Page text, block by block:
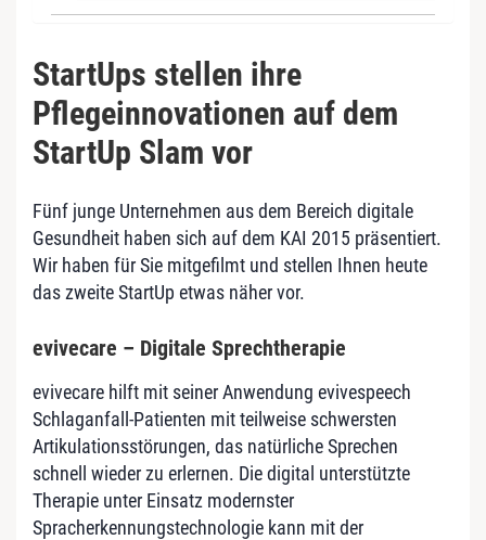
StartUps stellen ihre
Pflegeinnovationen auf dem
StartUp Slam vor
Fünf junge Unternehmen aus dem Bereich digitale
Gesundheit haben sich auf dem KAI 2015 präsentiert.
Wir haben für Sie mitgefilmt und stellen Ihnen heute
das zweite StartUp etwas näher vor.
evivecare – Digitale Sprechtherapie
evivecare hilft mit seiner Anwendung evivespeech
Schlaganfall-Patienten mit teilweise schwersten
Artikulationsstörungen, das natürliche Sprechen
schnell wieder zu erlernen. Die digital unterstützte
Therapie unter Einsatz modernster
Spracherkennungstechnologie kann mit der